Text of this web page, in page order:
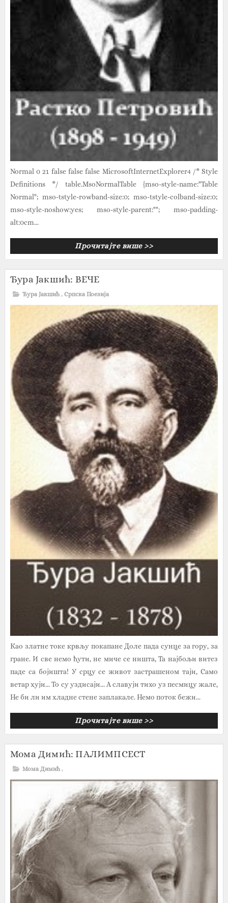
Normal 0 21 false false false MicrosoftInternetExplorer4 /* Style
Definitions */ table.MsoNormalTable {mso-style-name:"Table
Normal"; mso-tstyle-rowband-size:0; mso-tstyle-colband-size:0;
mso-style-noshow:yes; mso-style-parent:""; mso-padding-
alt:0cm...
Прочитајте више >>
Ђура Јакшић: ВЕЧЕ
Ђура Јакшић , Српска Поезија
Као златне токе крвљу покапане Доле пада сунце за гору, за
гране. И све немо ћути, не миче се ништа, Та најбољи витез
паде са бојишта! У срцу се живот застрашеном таји, Само
ветар хуји... То су уздисаји... А славуји тихо уз песмицу жале,
Не би ли им хладне стене заплакале. Немо поток бежи...
Прочитајте више >>
Мома Димић: ПАЛИМПСЕСТ
Мома Димић ,